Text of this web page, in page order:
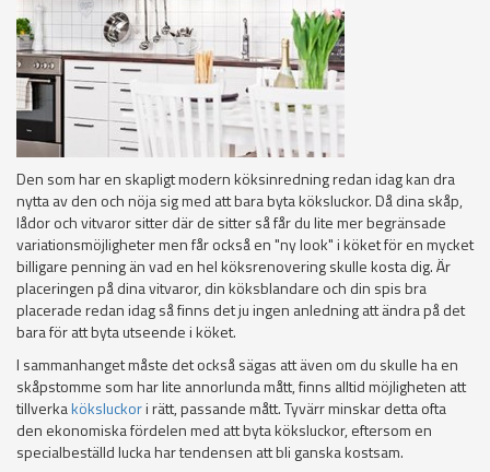
Den som har en skapligt modern köksinredning redan idag kan dra
nytta av den och nöja sig med att bara byta köksluckor. Då dina skåp,
lådor och vitvaror sitter där de sitter så får du lite mer begränsade
variationsmöjligheter men får också en "ny look" i köket för en mycket
billigare penning än vad en hel köksrenovering skulle kosta dig. Är
placeringen på dina vitvaror, din köksblandare och din spis bra
placerade redan idag så finns det ju ingen anledning att ändra på det
bara för att byta utseende i köket.
I sammanhanget måste det också sägas att även om du skulle ha en
skåpstomme som har lite annorlunda mått, finns alltid möjligheten att
tillverkaköksluckori rätt, passande mått. Tyvärr minskar detta ofta
den ekonomiska fördelen med att byta köksluckor, eftersom en
specialbeställd lucka har tendensen att bli ganska kostsam.